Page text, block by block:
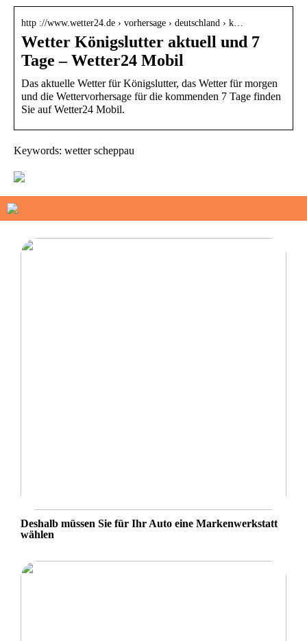
http ://www.wetter24.de › vorhersage › deutschland › k…
Wetter Königslutter aktuell und 7
Tage – Wetter24 Mobil
Das aktuelle Wetter für Königslutter, das Wetter für morgen
und die Wettervorhersage für die kommenden 7 Tage finden
Sie auf Wetter24 Mobil.
Keywords: wetter scheppau
Deshalb müssen Sie für Ihr Auto eine Markenwerkstatt
wählen